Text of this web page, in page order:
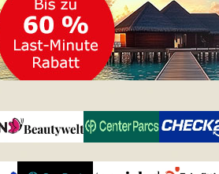
Menü überspringen
Beautywelt
Center
Parcs
CHECK24